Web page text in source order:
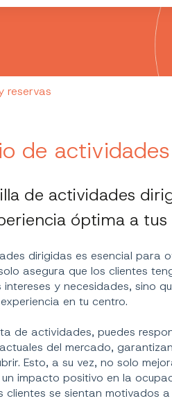
reservas
de
de actividades
óptima a tus
dirigidas es esencial para
asegura que los clientes
y necesidades, sino
en tu centro.
de actividades, puedes
del mercado,
Esto, a su vez, no solo
impacto positivo en la
se sientan motivados